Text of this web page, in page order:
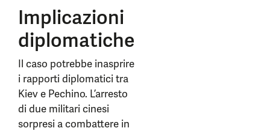
Implicazioni
diplomatiche
Il caso potrebbe inasprire
i rapporti diplomatici tra
Kiev e Pechino. L’arresto
di due militari cinesi
sorpresi a combattere in